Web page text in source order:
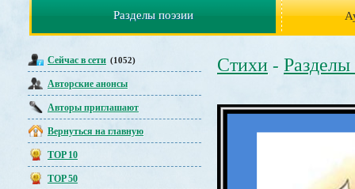
Разделы поэзии
Сейчас в сети (1052)
Авторские анонсы
Авторы приглашают
Вернуться на главную
TOP 10
TOP 50
Стихи - Разделы